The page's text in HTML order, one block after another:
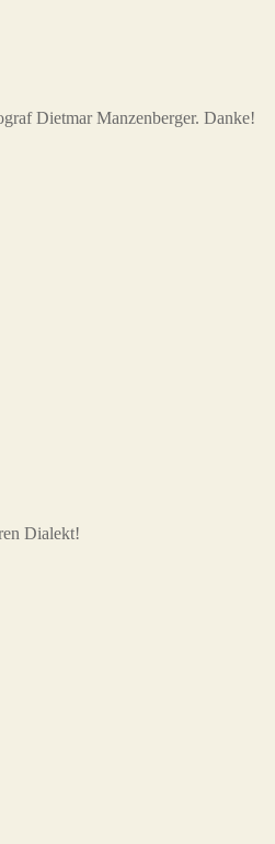
Dietmar Manzenberger. Danke!
Dialekt!